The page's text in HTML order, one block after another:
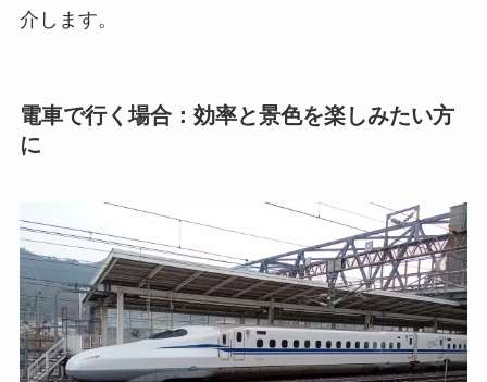
介します。
電車で行く場合：効率と景色を楽しみたい方
に